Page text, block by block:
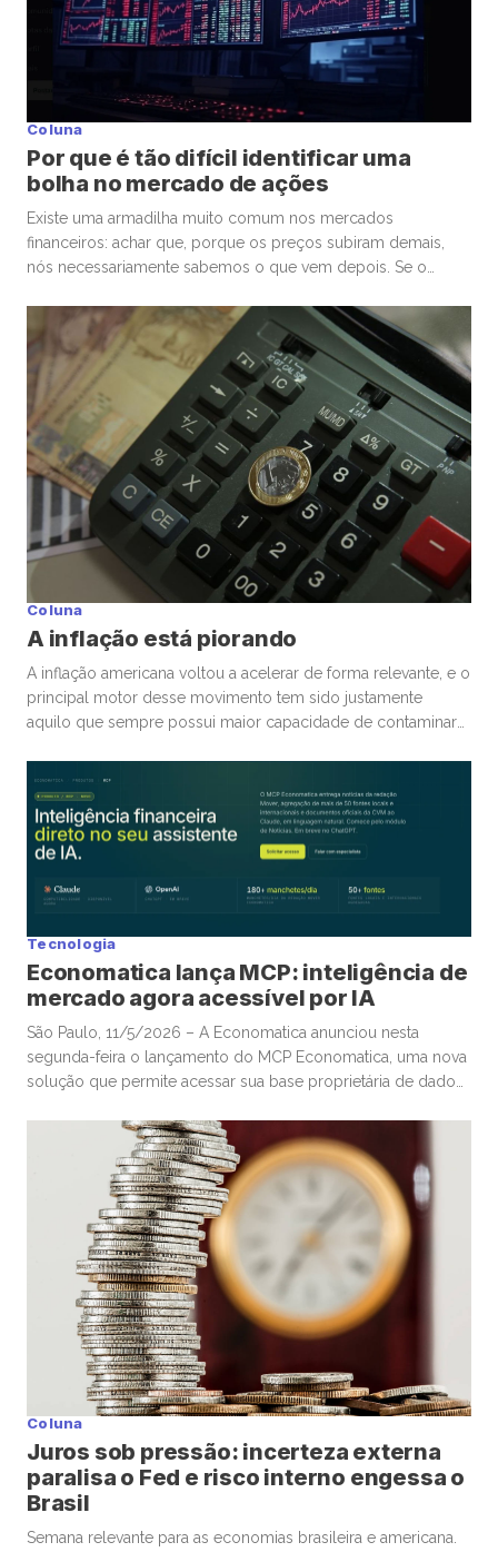
Coluna
Por que é tão difícil identificar uma
bolha no mercado de ações
Existe uma armadilha muito comum nos mercados
financeiros: achar que, porque os preços subiram demais,
nós necessariamente sabemos o que vem depois. Se o
talvez ainda mais perigoso seja ter certeza absoluta,
independentemente de ele estar ou não. Nas últimas
semanas, vimos movimentos impressionantes. […]
Coluna
A inflação está piorando
A inflação americana voltou a acelerar de forma relevante, e o
principal motor desse movimento tem sido justamente
aquilo que sempre possui maior capacidade de contaminar
de Ormuz trouxe novamente para o centro da discussão um
tema que […]
Tecnologia
Economatica lança MCP: inteligência de
mercado agora acessível por IA
São Paulo, 11/5/2026 – A Economatica anunciou nesta
segunda-feira o lançamento do MCP Economatica, uma nova
solução que permite acessar sua base proprietária de dados
Inteligência Artificial. A ferramenta, baseada no Model Context
Protocol (MCP), possibilita que clientes consultem dados de
mercado em linguagem natural diretamente […]
Coluna
Juros sob pressão: incerteza externa
paralisa o Fed e risco interno engessa o
Brasil
Semana relevante para as economias brasileira e americana.